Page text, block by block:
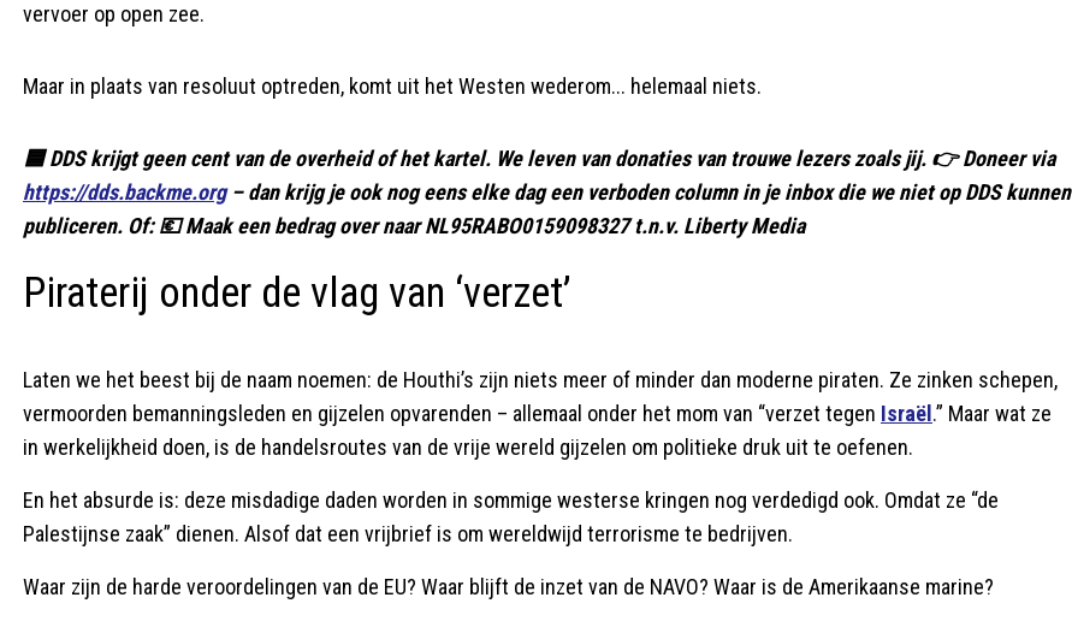
vervoer op open zee.
Maar in plaats van resoluut optreden, komt uit het Westen wederom... helemaal niets.
🟦 DDS krijgt geen cent van de overheid of het kartel. We leven van donaties van trouwe lezers zoals jij. 👉 Doneer via
https://dds.backme.org– dan krijg je ook nog eens elke dag een verboden column in je inbox die we niet op DDS kunnen
publiceren. Of: 💶 Maak een bedrag over naar NL95RABO0159098327 t.n.v. Liberty Media
Piraterij onder de vlag van ‘verzet’
Laten we het beest bij de naam noemen: de Houthi’s zijn niets meer of minder dan moderne piraten. Ze zinken schepen,
vermoorden bemanningsleden en gijzelen opvarenden – allemaal onder het mom van “verzet tegen Israël .” Maar wat ze
in werkelijkheid doen, is de handelsroutes van de vrije wereld gijzelen om politieke druk uit te oefenen.
En het absurde is: deze misdadige daden worden in sommige westerse kringen nog verdedigd ook. Omdat ze “de
Palestijnse zaak” dienen. Alsof dat een vrijbrief is om wereldwijd terrorisme te bedrijven.
Waar zijn de harde veroordelingen van de EU? Waar blijft de inzet van de NAVO? Waar is de Amerikaanse marine?